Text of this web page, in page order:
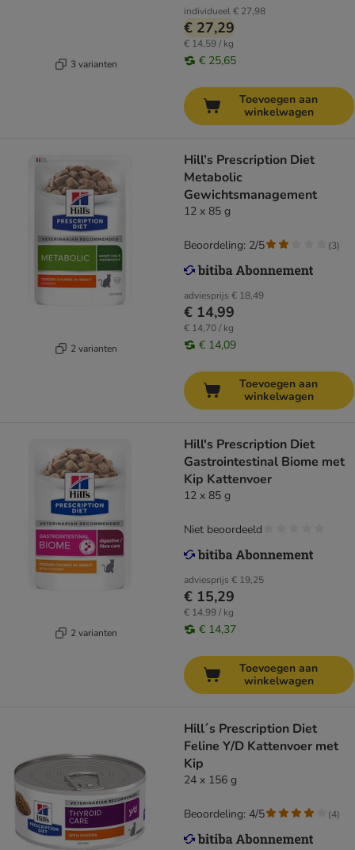
3 varianten
individueel€ 27,98
€ 27,29
€ 14,59 / kg
€ 25,65
Toevoegen aan
winkelwagen
2 varianten
Hill’s Prescription Diet
Metabolic
Gewichtsmanagement
12 x 85 g
adviesprijs € 18,49
€ 14,99
€ 14,70 / kg
€ 14,09
Beoordeling: 2/5 (3)
Toevoegen aan
winkelwagen
2 varianten
Hill's Prescription Diet
Gastrointestinal Biome met
Kip Kattenvoer
12 x 85 g
adviesprijs € 19,25
€ 15,29
€ 14,99 / kg
€ 14,37
Niet beoordeeld
Toevoegen aan
winkelwagen
Hill´s Prescription Diet
Feline Y/D Kattenvoer met
Kip
24 x 156 g
Beoordeling: 4/5 (4)